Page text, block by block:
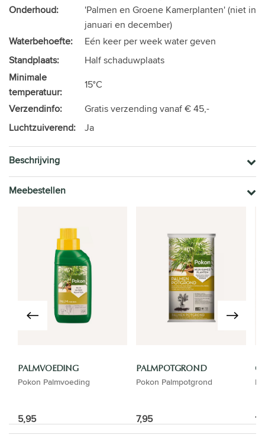
Onderhoud:
'Palmen en Groene Kamerplanten' (niet in
januari en december)
Waterbehoefte:
Eén keer per week water geven
Standplaats:
Half schaduwplaats
Minimale
temperatuur:
15°C
Verzendinfo:
Gratis verzending vanaf € 45,-
Luchtzuiverend:
Ja
Beschrijving
Meebestellen
PALMVOEDING
Pokon Palmvoeding
5,95
PALMPOTGROND
Pokon Palmpotgrond
7,95